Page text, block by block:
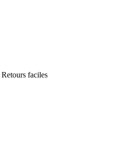
Retours faciles